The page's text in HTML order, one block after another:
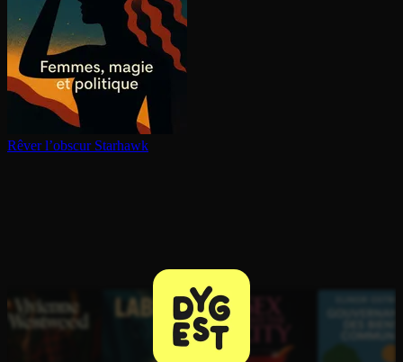
Rêver l’obscur Starhawk